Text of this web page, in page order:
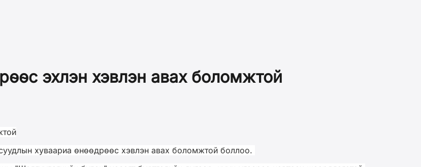
эхлэн хэвлэн авах боломжтой
хуваариа өнөөдрөөс хэвлэн авах боломжтой боллоо.